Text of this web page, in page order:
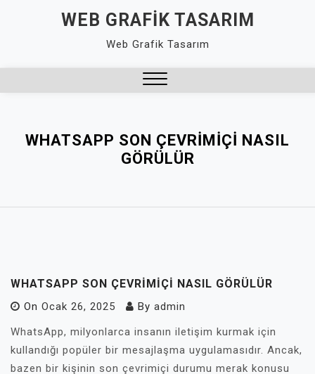
WEB GRAFIK TASARIM
Web Grafik Tasarım
WHATSAPP SON ÇEVRIMIÇI NASIL
GÖRÜLÜR
WHATSAPP SON ÇEVRIMIÇI NASIL GÖRÜLÜR
On Ocak 26, 2025 By admin
WhatsApp, milyonlarca insanın iletişim kurmak için
kullandığı popüler bir mesajlaşma uygulamasıdır. Ancak,
bazen bir kişinin son çevrimiçi durumu merak konusu